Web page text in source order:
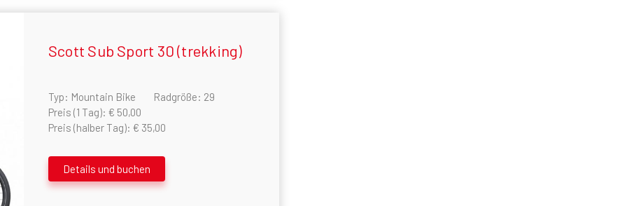
Scott Sub Sport 30 (trekking)
Typ: Mountain Bike
Radgröße: 29
Preis (1 Tag): € 50,00
Preis (halber Tag): € 35,00
Details und buchen